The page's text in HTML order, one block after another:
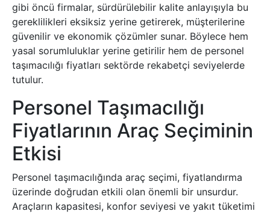
gibi öncü firmalar, sürdürülebilir kalite anlayışıyla bu
gereklilikleri eksiksiz yerine getirerek, müşterilerine
güvenilir ve ekonomik çözümler sunar. Böylece hem
yasal sorumluluklar yerine getirilir hem de personel
taşımacılığı fiyatları sektörde rekabetçi seviyelerde
tutulur.
Personel Taşımacılığı
Fiyatlarının Araç Seçiminin
Etkisi
Personel taşımacılığında araç seçimi, fiyatlandırma
üzerinde doğrudan etkili olan önemli bir unsurdur.
Araçların kapasitesi, konfor seviyesi ve yakıt tüketimi